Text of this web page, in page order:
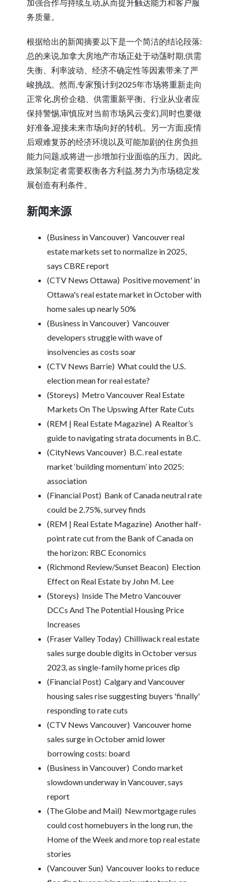
加强合作与持续互动,从而提升触达能力和客户服
务质量。
根据给出的新闻摘要,以下是一个简洁的结论段落:
总的来说,加拿大房地产市场正处于动荡时期,供需
失衡、利率波动、经济不确定性等因素带来了严
峻挑战。然而,专家预计到2025年市场将重新走向
正常化,房价企稳、供需重新平衡。行业从业者应
保持警惕,审慎应对当前市场风云变幻,同时也要做
好准备,迎接未来市场向好的转机。另一方面,疫情
后艰难复苏的经济环境以及可能加剧的住房负担
能力问题,或将进一步增加行业面临的压力。因此,
政策制定者需要权衡各方利益,努力为市场稳定发
展创造有利条件。
新闻来源
(Business in Vancouver)Vancouver real
estate markets set to normalize in 2025,
says CBRE report
(CTV News Ottawa) Positive movement' in
Ottawa's real estate market in October with
home sales up nearly 50%
(Business in Vancouver)Vancouver
developers struggle with wave of
insolvencies as costs soar
(CTV News Barrie)What could the U.S.
election mean for real estate?
(Storeys) Metro Vancouver Real Estate
Markets On The Upswing After Rate Cuts
(REM | Real Estate Magazine)A Realtor’s
guide to navigating strata documents in B.C.
(CityNews Vancouver) B.C. real estate
market ‘building momentum’ into 2025:
association
(Financial Post) Bank of Canada neutral rate
could be 2.75%, survey finds
(REM | Real Estate Magazine)Another half-
point rate cut from the Bank of Canada on
the horizon: RBC Economics
(Richmond Review/Sunset Beacon) Election
Effect on Real Estate by John M. Lee
(Storeys) Inside The Metro Vancouver
DCCs And The Potential Housing Price
Increases
(Fraser Valley Today)Chilliwack real estate
sales surge double digits in October versus
2023, as single-family home prices dip
(Financial Post)Calgary and Vancouver
housing sales rise suggesting buyers 'finally'
responding to rate cuts
(CTV News Vancouver)Vancouver home
sales surge in October amid lower
borrowing costs: board
(Business in Vancouver)Condo market
slowdown underway in Vancouver, says
report
(The Globe and Mail) New mortgage rules
could cost homebuyers in the long run, the
Home of the Week and more top real estate
stories
(Vancouver Sun)Vancouver looks to reduce